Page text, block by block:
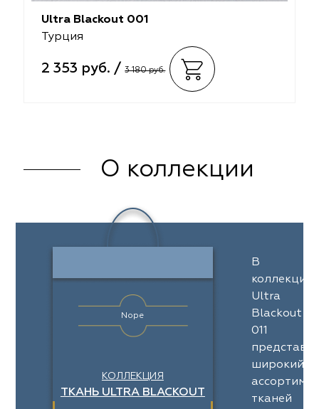
Ultra Blackout 001
Турция
2 353 руб. /3 180 руб.
О коллекции
Nope
КОЛЛЕКЦИЯ
ТКАНЬ ULTRA BLACKOUT
В
коллекции
Ultra
Blackout
011
широкий
тканей